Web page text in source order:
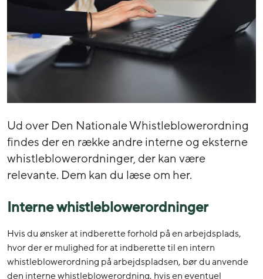
Ud over Den Nationale Whistleblowerordning
findes der en række andre interne og eksterne
whistleblowerordninger, der kan være
relevante. Dem kan du læse om her.
Interne whistleblowerordninger
Hvis du ønsker at indberette forhold på en arbejdsplads,
hvor der er mulighed for at indberette til en intern
whistleblowerordning på arbejdspladsen, bør du anvende
den interne whistleblowerordning, hvis en eventuel